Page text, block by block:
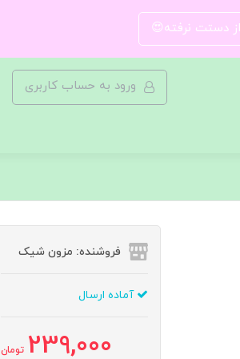
از دستت نرفته😍
ورود به حساب کاربری
فروشنده: مزون شیک
آماده ارسال
239,000 تومان